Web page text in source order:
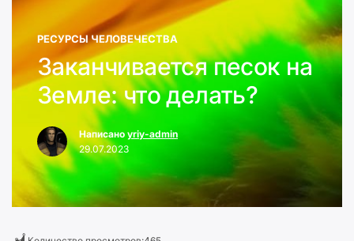
РЕСУРСЫ ЧЕЛОВЕЧЕСТВА
Заканчивается песок на
Земле: что делать?
Написано yriy-admin
29.07.2023